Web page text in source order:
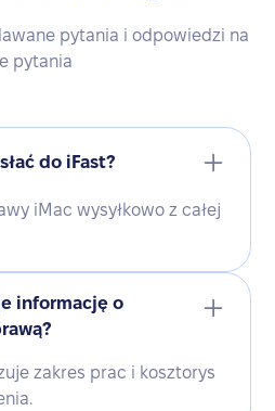
pytania i odpowiedzi na
pytania
do iFast?
iMac wysyłkowo z całej
informację o
zakres prac i kosztorys